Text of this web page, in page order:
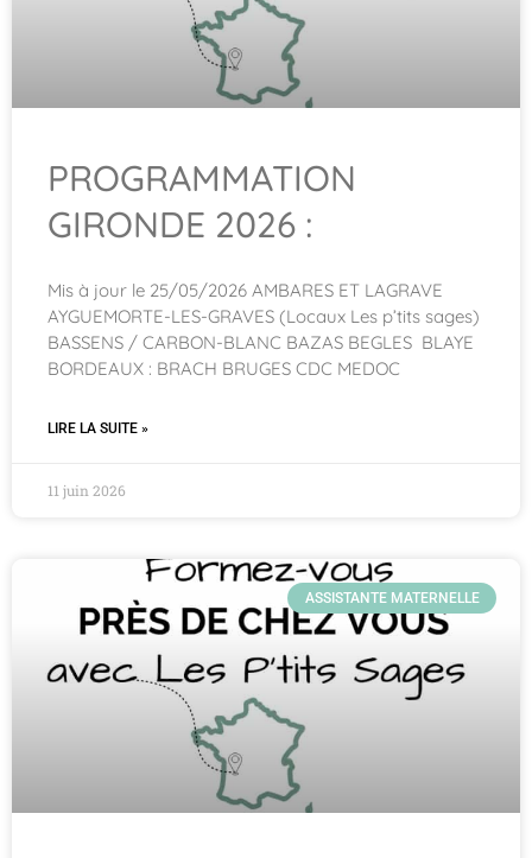
PROGRAMMATION
GIRONDE 2026 :
Mis à jour le 25/05/2026 AMBARES ET LAGRAVE
AYGUEMORTE-LES-GRAVES (Locaux Les p’tits sages)
BASSENS / CARBON-BLANC BAZAS BEGLES BLAYE
BORDEAUX : BRACH BRUGES CDC MEDOC
LIRE LA SUITE »
11 juin 2026
ASSISTANTE MATERNELLE